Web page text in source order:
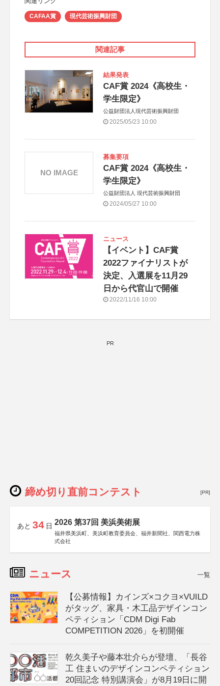
CAFAA賞 現代芸術振興財団
関連記事
結果発表
CAF賞 2024《高校生・
学生限定》
公益財団法人現代芸術振興財団
2025/05/23 10:00
募集要項
CAF賞 2024《高校生・
学生限定》
公益財団法人 現代芸術振興財団
2024/05/27 10:00
NO IMAGE
ニュース
【イベント】CAF賞
2022ファイナリストが
決定、入選展を11月29
日から代官山で開催
2022/11/16 10:00
PR
締め切り直前コンテスト [PR]
あと 34 日 2026 第37回 美浜美術展
福井県美浜町、美浜町教育委員会、福井新聞社、関西電力株
式会社
ニュース 一覧
【公募情報】カインズ×コクヨ×VUILD
がタッグ、家具・木工品デザインコン
ペティション「CDM Digi Fab
COMPETITION 2026」を初開催
乾久美子や藤本壮介らが登壇、「長谷
工 住まいのデザインコンペティション
20回記念 特別講演会」が8月19日に開